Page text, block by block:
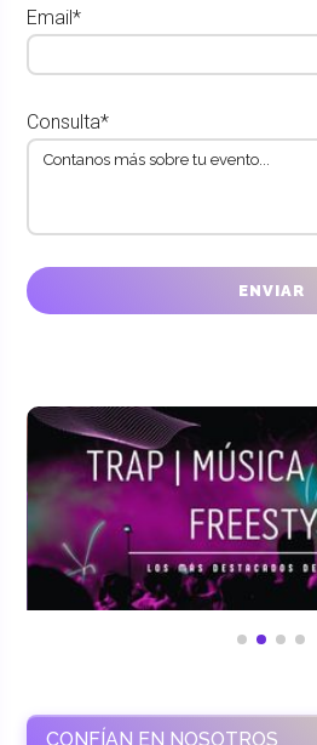
Email*
Consulta*
CONFÍAN EN NOSOTROS